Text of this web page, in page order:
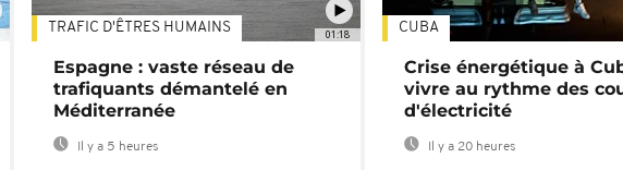
01:18
TRAFIC D'ÊTRES HUMAINS
Espagne : vaste réseau de
trafiquants démantelé en
Méditerranée
Il y a 5 heures
CUBA
Crise énergétique à
vivre au rythme des
d'électricité
Il y a 20 heures